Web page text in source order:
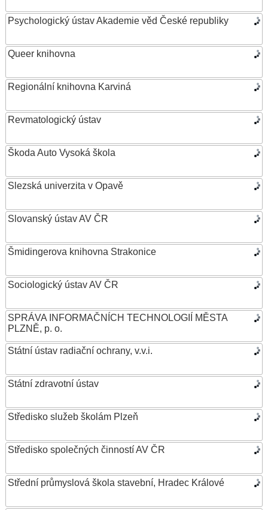
Psychologický ústav Akademie věd České republiky
Queer knihovna
Regionální knihovna Karviná
Revmatologický ústav
Škoda Auto Vysoká škola
Slezská univerzita v Opavě
Slovanský ústav AV ČR
Šmidingerova knihovna Strakonice
Sociologický ústav AV ČR
SPRÁVA INFORMAČNÍCH TECHNOLOGIÍ MĚSTA
PLZNĚ, p. o.
Státní ústav radiační ochrany, v.v.i.
Státní zdravotní ústav
Středisko služeb školám Plzeň
Středisko společných činností AV ČR
Střední průmyslová škola stavební, Hradec Králové